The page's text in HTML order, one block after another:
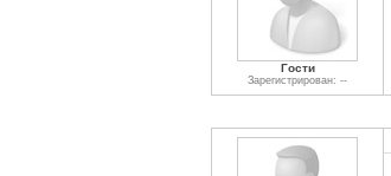
Гости
Зарегистрирован: --